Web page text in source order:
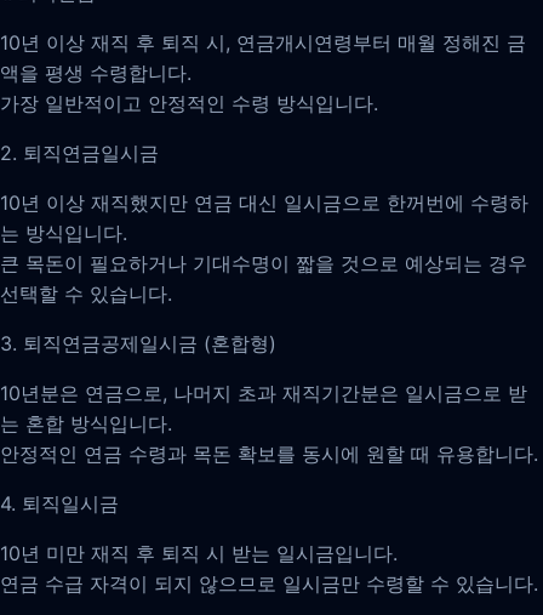
10년 이상 재직 후 퇴직 시, 연금개시연령부터 매월 정해진 금
액을 평생 수령합니다.
가장 일반적이고 안정적인 수령 방식입니다.
2. 퇴직연금일시금
10년 이상 재직했지만 연금 대신 일시금으로 한꺼번에 수령하
는 방식입니다.
큰 목돈이 필요하거나 기대수명이 짧을 것으로 예상되는 경우
선택할 수 있습니다.
3. 퇴직연금공제일시금 (혼합형)
10년분은 연금으로, 나머지 초과 재직기간분은 일시금으로 받
는 혼합 방식입니다.
안정적인 연금 수령과 목돈 확보를 동시에 원할 때 유용합니다.
4. 퇴직일시금
10년 미만 재직 후 퇴직 시 받는 일시금입니다.
연금 수급 자격이 되지 않으므로 일시금만 수령할 수 있습니다.